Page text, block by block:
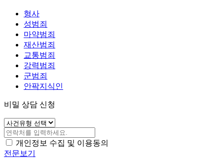
형사
성범죄
마약범죄
재산범죄
교통범죄
강력범죄
군범죄
안팍지식인
비밀 상담 신청
개인정보 수집 및 이용동의
전문보기